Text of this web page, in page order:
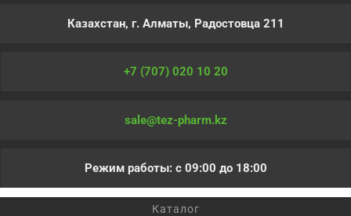
Казахстан, г. Алматы, Радостовца 211
+7 (707) 020 10 20
sale@tez-pharm.kz
Режим работы: с 09:00 до 18:00
Каталог